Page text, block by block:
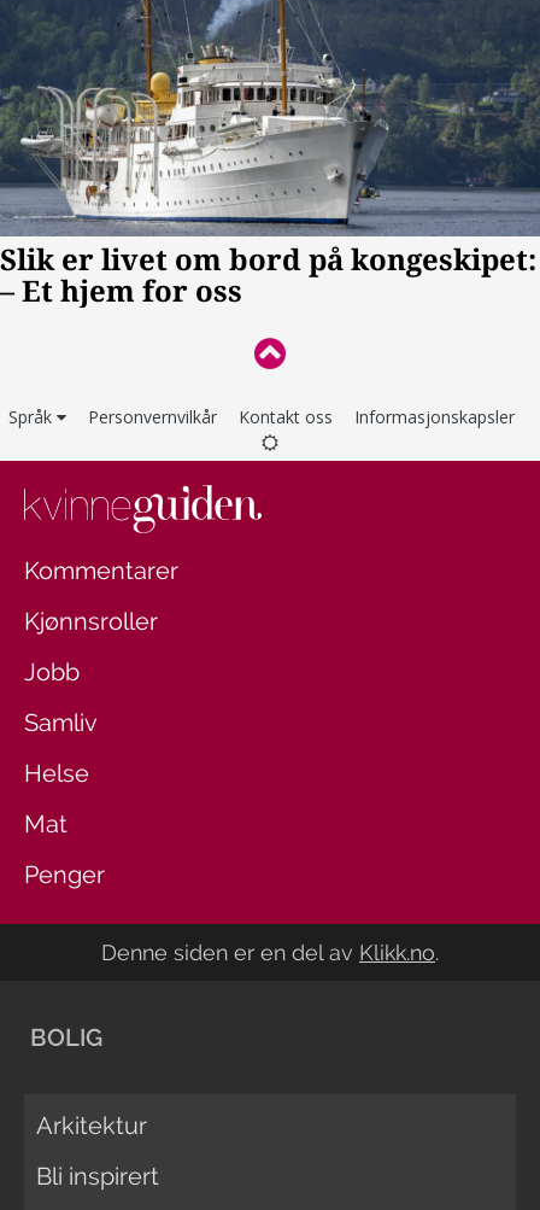
Språk Personvernvilkår Kontakt oss Informasjonskapsler
Kommentarer
Kjønnsroller
Jobb
Samliv
Helse
Mat
Penger
Denne siden er en del av Klikk.no.
BOLIG
Arkitektur
Bli inspirert